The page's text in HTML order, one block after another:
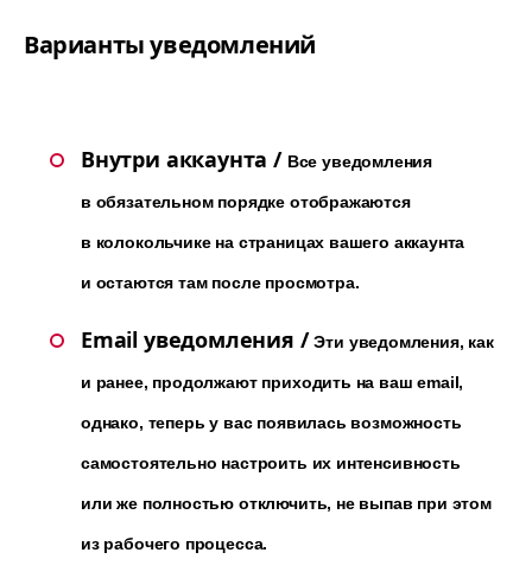
Варианты уведомлений
Внутри аккаунта / Все уведомления
в обязательном порядке отображаются
в колокольчике на страницах вашего аккаунта
и остаются там после просмотра.
Email уведомления /Эти уведомления, как
и ранее, продолжают приходить на ваш email,
однако, теперь у вас появилась возможность
самостоятельно настроить их интенсивность
или же полностью отключить, не выпав при этом
из рабочего процесса.